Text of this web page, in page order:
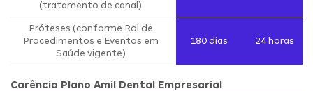
(tratamento de canal)
Próteses (conforme Rol de
Procedimentos e Eventos em
Saúde vigente)
180 dias 24 horas
Carência Plano Amil Dental Empresarial